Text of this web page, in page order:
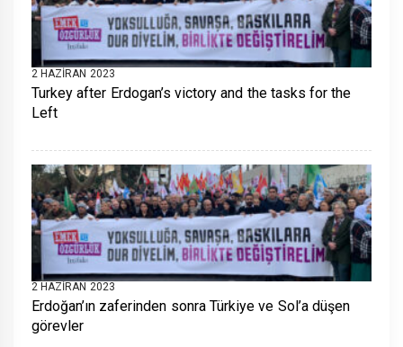
2 HAZIRAN 2023
Turkey after Erdogan’s victory and the tasks for the
Left
2 HAZIRAN 2023
Erdoğan’ın zaferinden sonra Türkiye ve Sol’a düşen
görevler